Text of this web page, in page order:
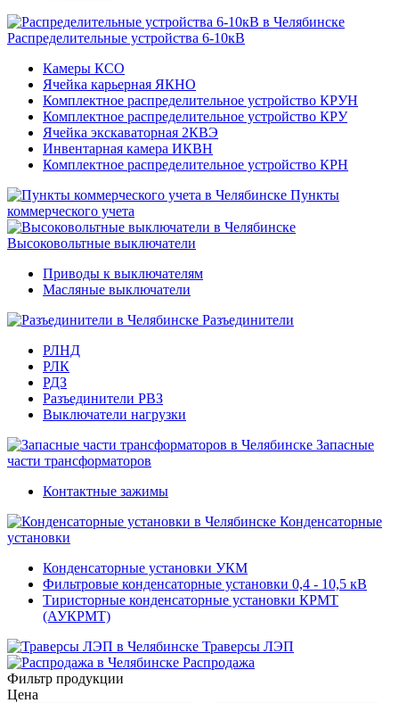
Распределительные устройства 6-10кВ
Камеры КСО
Ячейка карьерная ЯКНО
Комплектное распределительное устройство КРУН
Комплектное распределительное устройство КРУ
Ячейка экскаваторная 2КВЭ
Инвентарная камера ИКВН
Комплектное распределительное устройство КРН
Пункты
коммерческого учета
Высоковольтные выключатели
Приводы к выключателям
Масляные выключатели
Разъединители
РЛНД
РЛК
РДЗ
Разъединители РВЗ
Выключатели нагрузки
Запасные
части трансформаторов
Контактные зажимы
Конденсаторные
установки
Конденсаторные установки УКМ
Фильтровые конденсаторные установки 0,4 - 10,5 кВ
Тиристорные конденсаторные установки КРМТ
(АУКРМТ)
Траверсы ЛЭП
Распродажа
Фильтр продукции
Цена